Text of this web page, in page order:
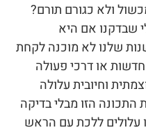
ולא כגורם תורם?
שבדקנו אם היא
שלנו לא מוכנה לקחת
או דרכי פעולה
וחיובית עלולה
הזו מבלי בדיקה
עלולים ללכת עם הראש